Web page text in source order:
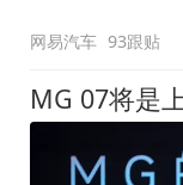
网易汽车 93跟贴
MG 07将是